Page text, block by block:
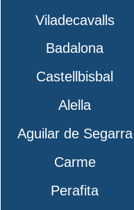
Viladecavalls
Badalona
Castellbisbal
Alella
Aguilar de Segarra
Carme
Perafita